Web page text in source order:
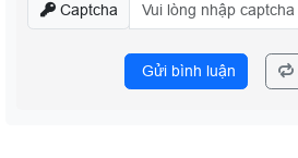
Captcha
Gửi bình luận